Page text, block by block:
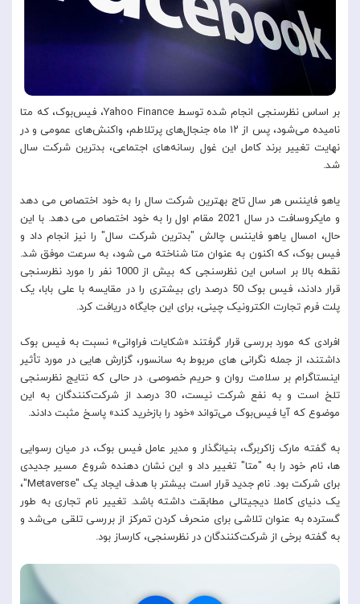
بر اساس نظرسنجی انجام شده توسط Yahoo Finance، فیس‌بوک، که متا
نامیده می‌شود، پس از ۱۲ ماه جنجال‌های پرتلاطم، واکنش‌های عمومی و در
نهایت تغییر برند کامل این غول رسانه‌های اجتماعی، بدترین شرکت سال
شد.
یاهو فایننس هر سال تاج بهترین شرکت سال را به خود اختصاص می دهد
و مایکروسافت در سال 2021 مقام اول را به خود اختصاص می دهد. با این
حال، امسال یاهو فایننس چالش "بدترین شرکت سال" را نیز انجام داد و
فیس بوک، که اکنون به عنوان متا شناخته می شود، به سرعت موفق شد.
نقطه بالا بر اساس این نظرسنجی که بیش از 1000 نفر را مورد نظرسنجی
قرار دادند، فیس بوک 50 درصد رای بیشتری را در مقایسه با علی بابا، یک
پلت فرم تجارت الکترونیک چینی، برای این جایگاه دریافت کرد.
افرادی که مورد بررسی قرار گرفتند «شکایات فراوانی» نسبت به فیس بوک
داشتند، از جمله نگرانی های مربوط به سانسور، گزارش هایی در مورد تأثیر
اینستاگرام بر سلامت روان و حریم خصوصی. در حالی که نتایج نظرسنجی
تلخ است و به نفع شرکت نیست، 30 درصد از شرکت‌کنندگان به این
موضوع که آیا فیس‌بوک می‌تواند «خود را بازخرید کند» پاسخ مثبت دادند.
به گفته مارک زاکربرگ، بنیانگذار و مدیر عامل فیس بوک، در میان رسوایی
ها، نام خود را به "متا" تغییر داد و این نشان دهنده شروع مسیر جدیدی
برای شرکت بود. نام جدید قرار است بیشتر با هدف ایجاد یک "Metaverse"،
یک دنیای کاملا دیجیتالی مطابقت داشته باشد. تغییر نام تجاری به طور
گسترده به عنوان تلاشی برای منحرف کردن تمرکز از بررسی تلقی می‌شد و
به گفته برخی از شرکت‌کنندگان در نظرسنجی، کارساز بود.